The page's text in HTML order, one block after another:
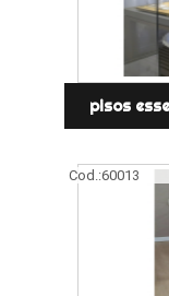
pisos
Cod.:60013